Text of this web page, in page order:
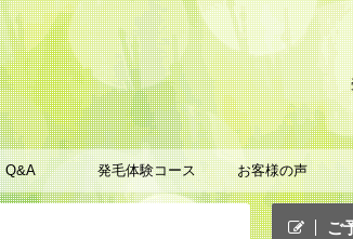
Q&A 発毛体験コース お客様の声
ご